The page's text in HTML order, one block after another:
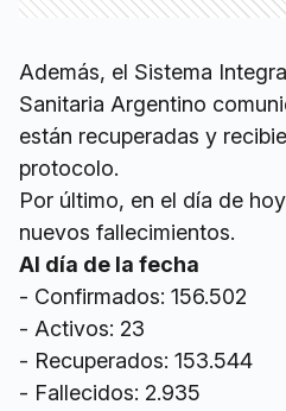
Además, el Sistema
Sanitaria Argentino
están recuperadas y
protocolo.
Por último, en el día de
nuevos fallecimientos.
Al día de la fecha
- Confirmados: 156.502
- Activos: 23
- Recuperados: 153.544
- Fallecidos: 2.935